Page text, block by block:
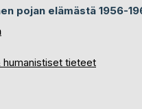
pojan elämästä 1956-
humanistiset tieteet